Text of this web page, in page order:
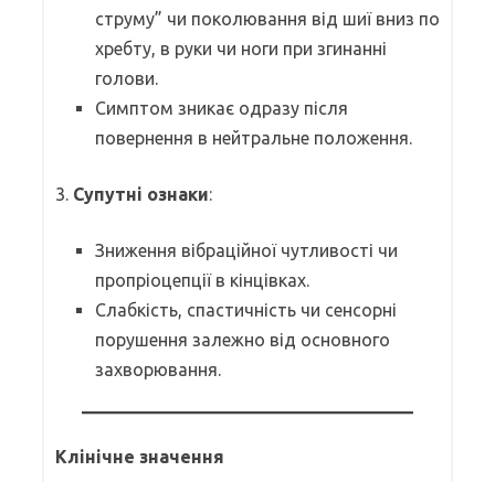
струму” чи поколювання від шиї вниз по
хребту, в руки чи ноги при згинанні
голови.
Симптом зникає одразу після
повернення в нейтральне положення.
3. Супутні ознаки:
Зниження вібраційної чутливості чи
пропріоцепції в кінцівках.
Слабкість, спастичність чи сенсорні
порушення залежно від основного
захворювання.
Клінічне значення